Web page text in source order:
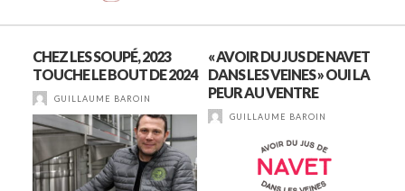
CHEZ LES SOUPÉ, 2023
TOUCHE LE BOUT DE 2024
GUILLAUME BAROIN
« AVOIR DU JUS DE NAVET
DANS LES VEINES » OUI LA
PEUR AU VENTRE
GUILLAUME BAROIN